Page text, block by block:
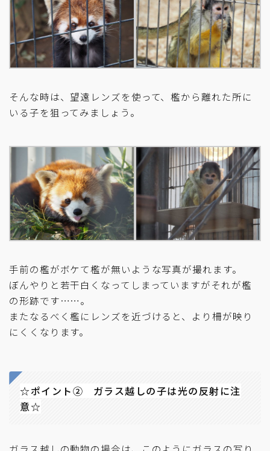
そんな時は、望遠レンズを使って、檻から離れた所に
いる子を狙ってみましょう。
手前の檻がボケて檻が無いような写真が撮れます。
ぼんやりと若干白くなってしまっていますがそれが檻
の形跡です……。
またなるべく檻にレンズを近づけると、より柵が映り
にくくなります。
☆ポイント② ガラス越しの子は光の反射に注
意☆